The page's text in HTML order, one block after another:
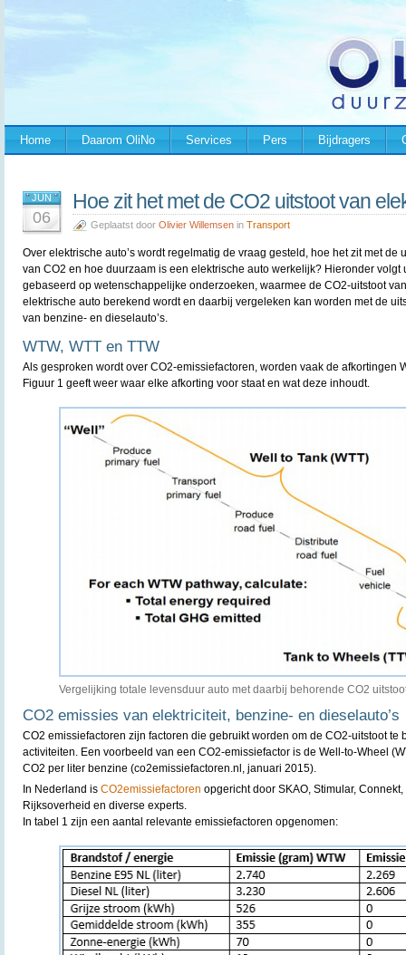
Home Daarom OliNo Services Pers Bijdragers
JUN
06
Hoe zit het met de CO2 uitstoot van
Geplaatst door Olivier Willemsen in Transport
Over elektrische auto’s wordt regelmatig de vraag gesteld, hoe het zit met de
van CO2 en hoe duurzaam is een elektrische auto werkelijk? Hieronder volgt
gebaseerd op wetenschappelijke onderzoeken, waarmee de CO2-uitstoot van
elektrische auto berekend wordt en daarbij vergeleken kan worden met de
van benzine- en dieselauto’s.
WTW, WTT en TTW
Als gesproken wordt over CO2-emissiefactoren, worden vaak de afkortingen
Figuur 1 geeft weer waar elke afkorting voor staat en wat deze inhoudt.
Vergelijking totale levensduur auto met daarbij behorende CO2
CO2 emissies van elektriciteit, benzine- en dieselauto’s
CO2 emissiefactoren zijn factoren die gebruikt worden om de CO2-uitstoot te
activiteiten. Een voorbeeld van een CO2-emissiefactor is de Well-to-Wheel
CO2 per liter benzine (co2emissiefactoren.nl, januari 2015).
In Nederland is CO2emissiefactoren opgericht door SKAO, Stimular,
Rijksoverheid en diverse experts.
In tabel 1 zijn een aantal relevante emissiefactoren opgenomen: